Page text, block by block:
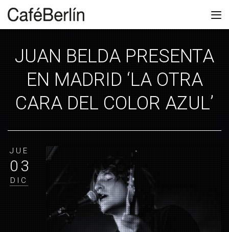
JUAN BELDA PRESENTA
EN MADRID ‘LA OTRA
CARA DEL COLOR AZUL’
JUE
03
DIC